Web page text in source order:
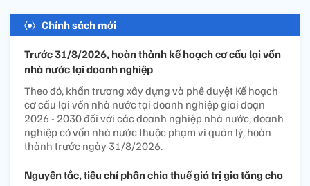
Chính sách mới
Trước 31/8/2026, hoàn thành kế hoạch cơ cấu lại vốn
nhà nước tại doanh nghiệp
Theo đó, khẩn trương xây dựng và phê duyệt Kế hoạch
cơ cấu lại vốn nhà nước tại doanh nghiệp giai đoạn
2026 - 2030 đối với các doanh nghiệp nhà nước, doanh
nghiệp có vốn nhà nước thuộc phạm vi quản lý, hoàn
thành trước ngày 31/8/2026.
Nguyên tắc, tiêu chí phân chia thuế giá trị gia tăng cho